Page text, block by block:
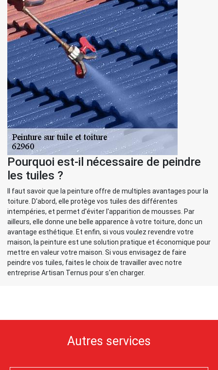
Pourquoi est-il nécessaire de peindre
les tuiles ?
Il faut savoir que la peinture offre de multiples avantages pour la
toiture. D'abord, elle protège vos tuiles des différentes
intempéries, et permet d'éviter l'apparition de mousses. Par
ailleurs, elle donne une belle apparence à votre toiture, donc un
avantage esthétique. Et enfin, si vous voulez revendre votre
maison, la peinture est une solution pratique et économique pour
mettre en valeur votre maison. Si vous envisagez de faire
peindre vos tuiles, faites le choix de travailler avec notre
entreprise Artisan Ternus pour s'en charger.
Autres services